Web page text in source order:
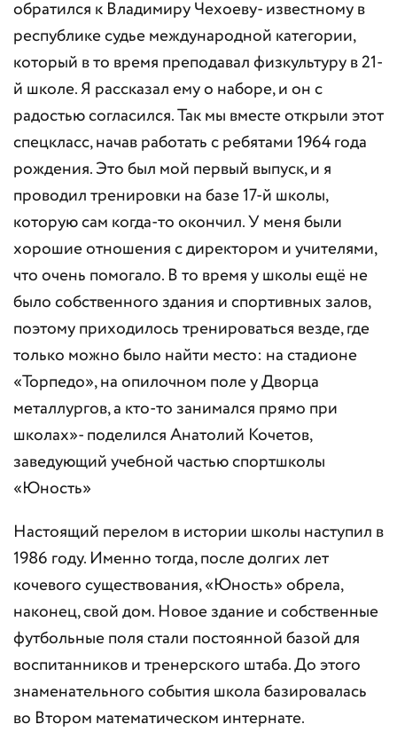
обратился к Владимиру Чехоеву- известному в
республике судье международной категории,
который в то время преподавал физкультуру в 21-
й школе. Я рассказал ему о наборе, и он с
радостью согласился. Так мы вместе открыли этот
спецкласс, начав работать с ребятами 1964 года
рождения. Это был мой первый выпуск, и я
проводил тренировки на базе 17-й школы,
которую сам когда-то окончил. У меня были
хорошие отношения с директором и учителями,
что очень помогало. В то время у школы ещё не
было собственного здания и спортивных залов,
поэтому приходилось тренироваться везде, где
только можно было найти место: на стадионе
«Торпедо», на опилочном поле у Дворца
металлургов, а кто-то занимался прямо при
школах»- поделился Анатолий Кочетов,
заведующий учебной частью спортшколы
«Юность»
Настоящий перелом в истории школы наступил в
1986 году. Именно тогда, после долгих лет
кочевого существования, «Юность» обрела,
наконец, свой дом. Новое здание и собственные
футбольные поля стали постоянной базой для
воспитанников и тренерского штаба. До этого
знаменательного события школа базировалась
во Втором математическом интернате.